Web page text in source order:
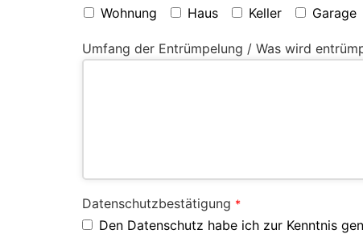
Wohnung
Haus Keller Garage
Umfang der Entrümpelung / Was wird
Datenschutzbestätigung *
Den Datenschutz habe ich zur Kenntnis